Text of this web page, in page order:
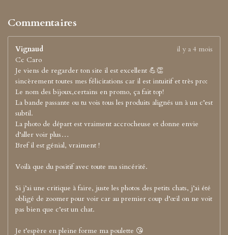
Commentaires
Vignaud
il y a 4 mois
Cc Caro
Je viens de regarder ton site il est excellent 💪👏
sincèrement toutes mes félicitations car il est intuitif et très pro:
Le nom des bijoux,certains en promo, ça fait top!
La bande passante ou tu vois tous les produits alignés un à un c’est
subtil.
La photo de départ est vraiment accrocheuse et donne envie
d’aller voir plus…
Bref il est génial, vraiment !
Voilà que du positif avec toute ma sincérité.
Si j’ai une critique à faire, juste les photos des petits chats, j’ai été
obligé de zoomer pour voir car au premier coup d’œil on ne voit
pas bien que c’est un chat.
Je t’espère en pleine forme ma poulette 😘